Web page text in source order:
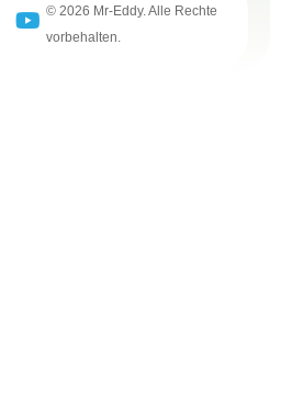
© 2026 Mr-Eddy. Alle Rechte
vorbehalten.